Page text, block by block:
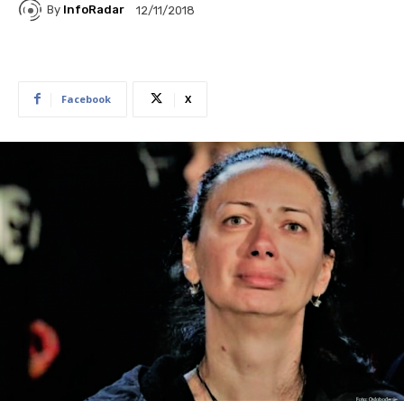
By InfoRadar 12/11/2018
Facebook X